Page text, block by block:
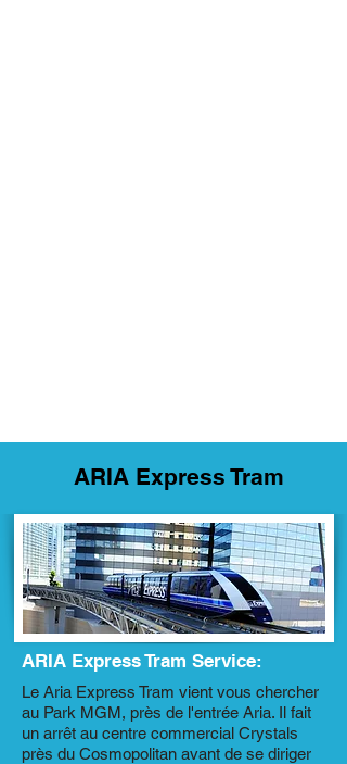
ARIA Express Tram
ARIA Express Tram Service:
Le Aria Express Tram vient vous chercher
au Park MGM, près de l'entrée Aria. Il fait
un arrêt au centre commercial Crystals
près du Cosmopolitan avant de se diriger